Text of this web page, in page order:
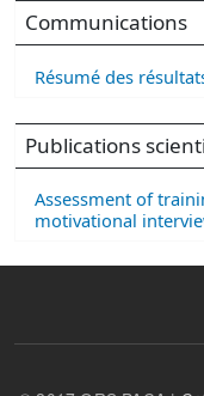
Communications
Résumé des
Publications
Assessment of
motivational